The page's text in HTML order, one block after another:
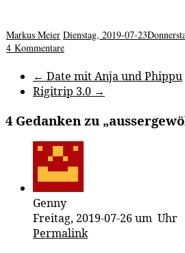
Markus Meier Dienstag, 2019-07-23
4 Kommentare
← Date mit Anja und Phippu
Rigitrip 3.0 →
4 Gedanken zu „
Genny
Freitag, 2019-07-26 um Uhr
Permalink